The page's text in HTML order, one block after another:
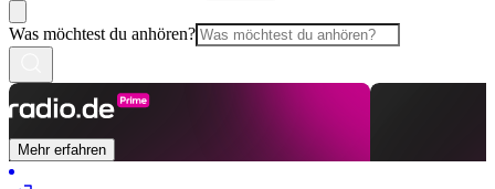
Was möchtest du anhören?
Mehr erfahren